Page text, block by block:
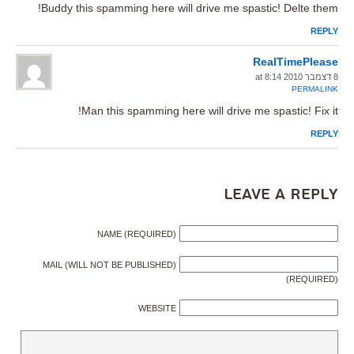
Buddy this spamming here will drive me spastic! Delte them!
REPLY
RealTimePlease
8 דצמבר 2010 at 8:14
PERMALINK
Man this spamming here will drive me spastic! Fix it!
REPLY
Leave a Reply
NAME (REQUIRED)
MAIL (WILL NOT BE PUBLISHED)
(REQUIRED)
WEBSITE